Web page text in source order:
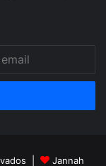
| Jannah